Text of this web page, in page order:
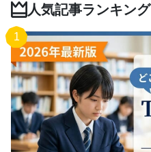
人気記事ランキング
1